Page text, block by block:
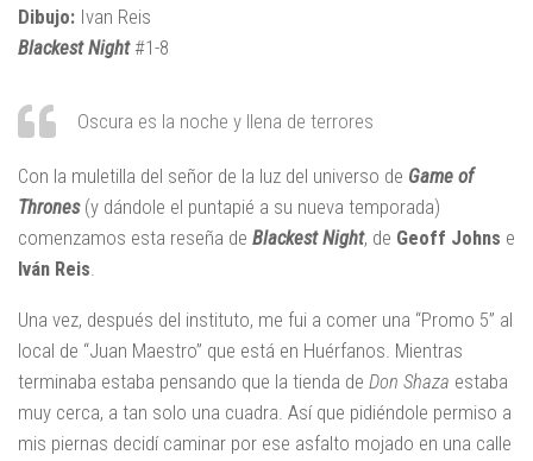
Dibujo: Ivan Reis
Blackest Night#1-8
Oscura es la noche y llena de terrores
Con la muletilla del señor de la luz del universo de Game of
Thrones(y dándole el puntapié a su nueva temporada)
comenzamos esta reseña de Blackest Night, de Geoff Johns e
Iván Reis.
Una vez, después del instituto, me fui a comer una “Promo 5” al
local de “Juan Maestro” que está en Huérfanos. Mientras
terminaba estaba pensando que la tienda de Don Shaza estaba
muy cerca, a tan solo una cuadra. Así que pidiéndole permiso a
mis piernas decidí caminar por ese asfalto mojado en una calle